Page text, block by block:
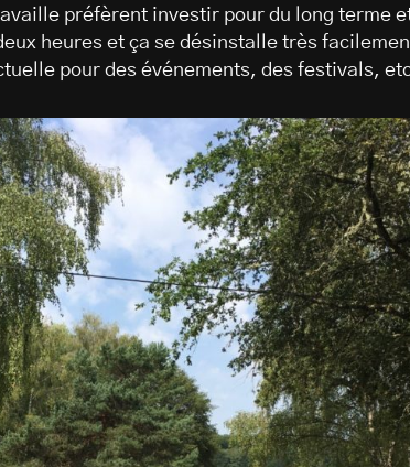
préfèrent investir pour du long terme
heures et ça se désinstalle très
pour des événements, des festivals,